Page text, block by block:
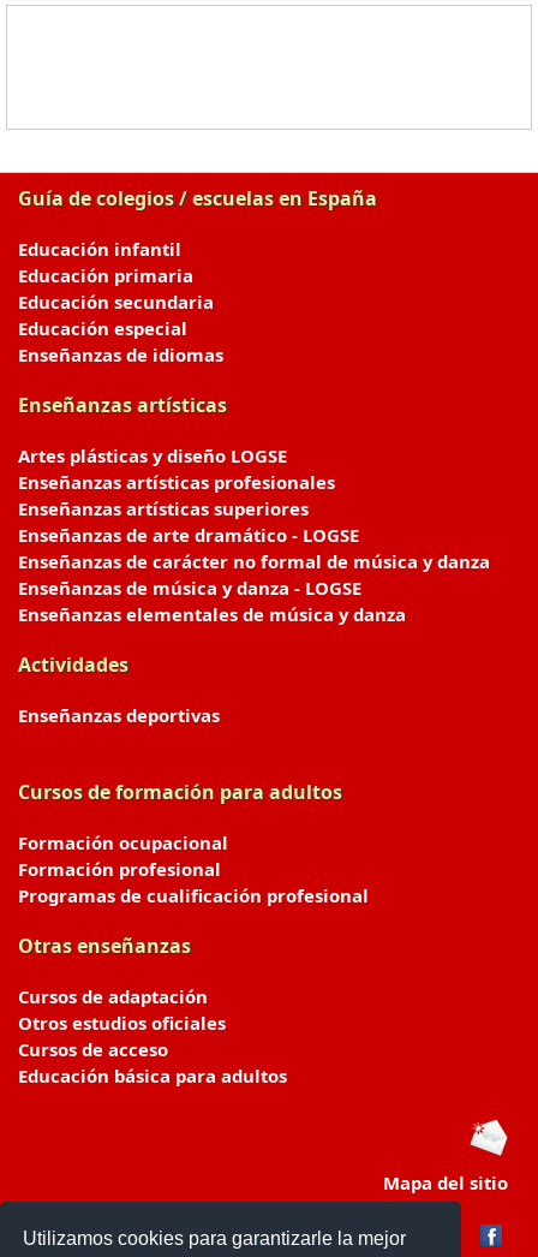
Utilizamos cookies para garantizarle la mejor
Guía de colegios / escuelas en España
Educación infantil
Educación primaria
Educación secundaria
Educación especial
Enseñanzas de idiomas
Enseñanzas artísticas
Artes plásticas y diseño LOGSE
Enseñanzas artísticas profesionales
Enseñanzas artísticas superiores
Enseñanzas de arte dramático - LOGSE
Enseñanzas de carácter no formal de música y danza
Enseñanzas de música y danza - LOGSE
Enseñanzas elementales de música y danza
Actividades
Enseñanzas deportivas
Cursos de formación para adultos
Formación ocupacional
Formación profesional
Programas de cualificación profesional
Otras enseñanzas
Cursos de adaptación
Otros estudios oficiales
Cursos de acceso
Educación básica para adultos
Mapa del sitio